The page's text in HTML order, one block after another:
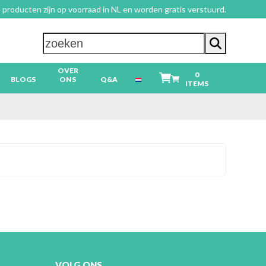
producten zijn op voorraad in NL en worden gratis verstuurd.
zoeken
BLOGS
OVER
ONS
Q&A
0
ITEMS